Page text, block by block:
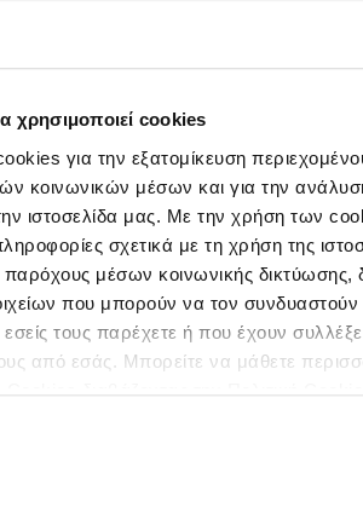
χρησιμοποιεί cookies
για την εξατομίκευση
κοινωνικών μέσων και για την
ιστοσελίδα μας. Με την χρήση των
σχετικά με τη χρήση της
μέσων κοινωνικής δικτύωσης,
που μπορούν να τον
τους παρέχετε ή που έχουν
από εσάς. Μπορείτε να μάθετε
Ε. Ν. ΘΟΙ
Ε. Ν. ΘΟΙ
ΛΑΚΑΤΑΜΙΑΣ 1
ΑΚΡΙΤΑΣ
ΧΛΩΡΑΚΑΣ
ΜΕΑΠ ΠΕΡΑ
ΧΩΡΙΟΥ
ΝΗΣΟΥ
0 2 Ε. Ν. ΘΟΙ
ΛΑΚΑΤΑΜΙΑΣ
60'